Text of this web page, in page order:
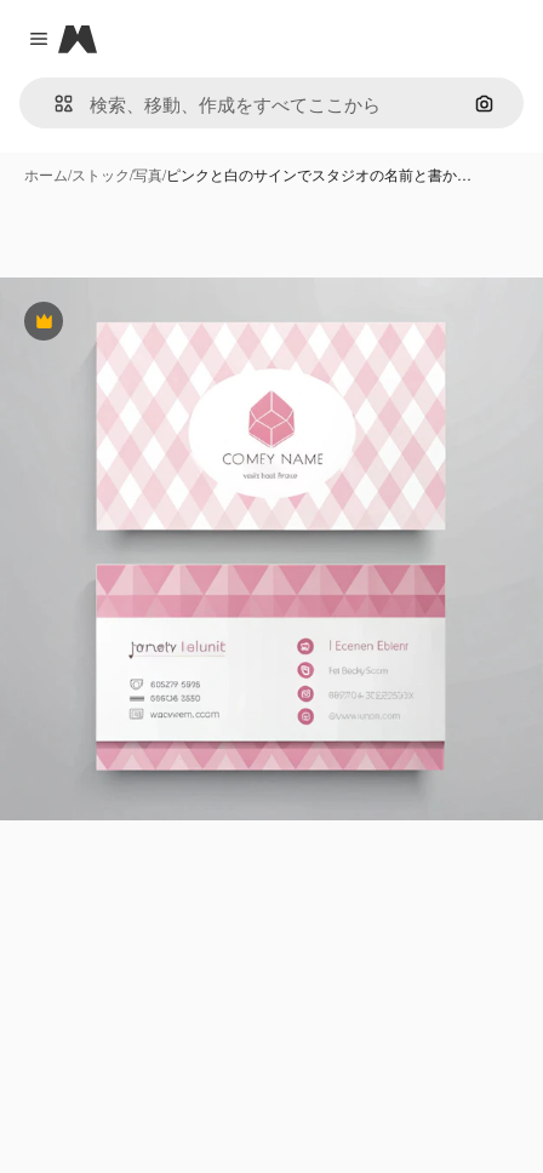
Close menu
Magnific
画像で
ホーム/ストック/写真/ピンクと白のサインでスタジオの名前と書か…
Premium